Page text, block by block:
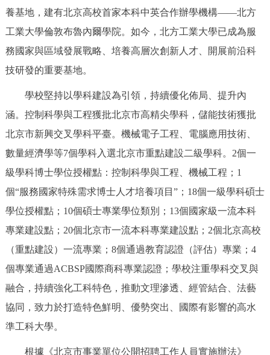
仲介服務 陽光政務
12345網上接訴即辦 我要諮詢 我要建議
參與調查 線上訪談 圖説互動
北京概況 十六區概覽 人文北京
綠色北京 圖説北京 視頻北京
ENGLISH 한국어 日本語
DEUTSCH FRANÇAIS РУССКИЙ ЯЗЫК
養基地，建有北京高校首家本科中英合作辦學機構——北方
工業大學倫敦布魯內爾學院。如今，北方工業大學已成為服
務國家與區域發展戰略、培養高層次創新人才、開展前沿科
技研發的重要基地。
學校堅持以學科建設為引領，持續優化佈局、提升內
涵。控制科學與工程獲批北京市高精尖學科，儲能技術獲批
北京市新興交叉學科平臺。機械電子工程、電腦應用技術、
數量經濟學等7個學科入選北京市重點建設二級學科。2個一
級學科博士學位授權點：控制科學與工程、機械工程；1
個“服務國家特殊需求博士人才培養項目”；18個一級學科碩士
學位授權點；10個碩士專業學位類別；13個國家級一流本科
專業建設點；20個北京市一流本科專業建設點；2個北京高校
（重點建設）一流專業；8個通過教育認證（評估）專業；4
個專業通過ACBSP國際商科專業認證；學校注重學科交叉與
融合，持續強化工科特色，推動文理滲透、經管結合、法藝
協同，致力於打造特色鮮明、優勢突出、國際有影響的高水
準工科大學。
根據《北京市事業單位公開招聘工作人員實施辦法》